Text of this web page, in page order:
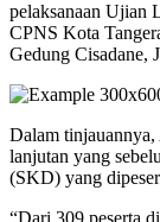
pelaksanaan Ujian
CPNS Kota
Gedung Cisadane,
Dalam
lanjutan yang
(SKD) yang